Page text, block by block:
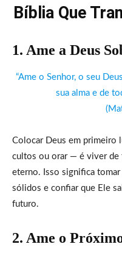
Bíblia Que
1. Ame a Deus
“Ame o Senhor, o seu
sua alma e de
Colocar Deus em primeiro
cultos ou orar — é viver de
eterno. Isso significa tomar
sólidos e confiar que Ele
futuro.
2. Ame o